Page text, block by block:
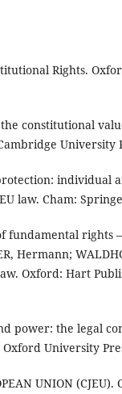
Rights.
constitutional
University
individual
law. Cham:
fundamental rights
Hermann;
Oxford: Hart
power: the legal
University
UNION (CJEU).